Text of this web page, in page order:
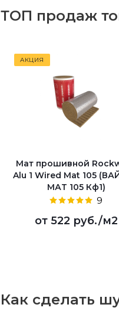
ТОП продаж
АКЦИЯ
Мат прошивной
Alu 1 Wired Mat 105
МАТ 105 Кф1)
9
от 522 руб./м2
Как сделать